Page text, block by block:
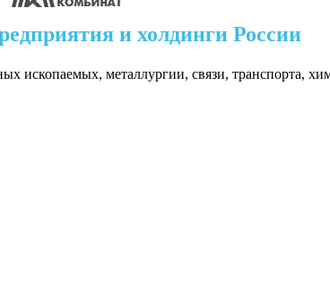
и холдинги России
ископаемых, металлургии, связи, транспорта,